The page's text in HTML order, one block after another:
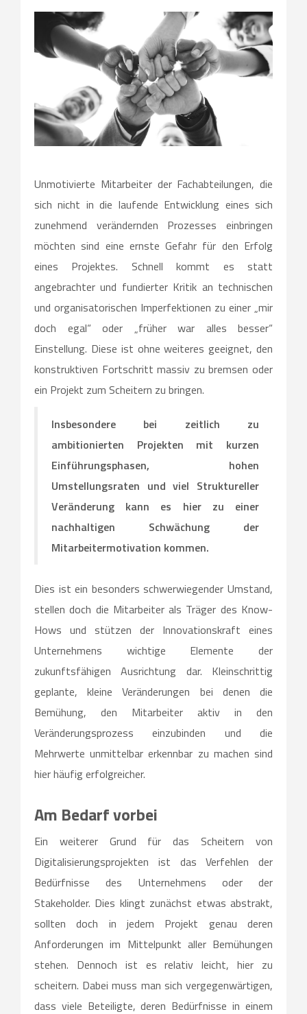
Unmotivierte Mitarbeiter der Fachabteilungen, die
sich nicht in die laufende Entwicklung eines sich
zunehmend verändernden Prozesses einbringen
möchten sind eine ernste Gefahr für den Erfolg
eines Projektes. Schnell kommt es statt
angebrachter und fundierter Kritik an technischen
und organisatorischen Imperfektionen zu einer „mir
doch egal“ oder „früher war alles besser“
Einstellung. Diese ist ohne weiteres geeignet, den
konstruktiven Fortschritt massiv zu bremsen oder
ein Projekt zum Scheitern zu bringen.
Insbesondere bei zeitlich zu
ambitionierten Projekten mit kurzen
Einführungsphasen, hohen
Umstellungsraten und viel Struktureller
Veränderung kann es hier zu einer
nachhaltigen Schwächung der
Mitarbeitermotivation kommen.
Dies ist ein besonders schwerwiegender Umstand,
stellen doch die Mitarbeiter als Träger des Know-
Hows und stützen der Innovationskraft eines
Unternehmens wichtige Elemente der
zukunftsfähigen Ausrichtung dar. Kleinschrittig
geplante, kleine Veränderungen bei denen die
Bemühung, den Mitarbeiter aktiv in den
Veränderungsprozess einzubinden und die
Mehrwerte unmittelbar erkennbar zu machen sind
hier häufig erfolgreicher.
Am Bedarf vorbei
Ein weiterer Grund für das Scheitern von
Digitalisierungsprojekten ist das Verfehlen der
Bedürfnisse des Unternehmens oder der
Stakeholder. Dies klingt zunächst etwas abstrakt,
sollten doch in jedem Projekt genau deren
Anforderungen im Mittelpunkt aller Bemühungen
stehen. Dennoch ist es relativ leicht, hier zu
scheitern. Dabei muss man sich vergegenwärtigen,
dass viele Beteiligte, deren Bedürfnisse in einem